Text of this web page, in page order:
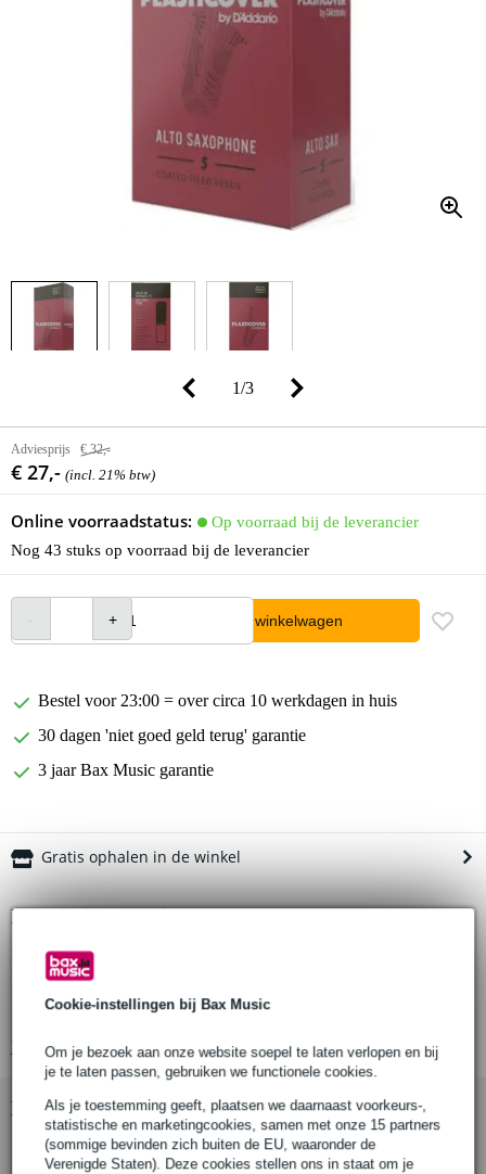
Cookie-instellingen bij Bax Music
Om je bezoek aan onze website soepel te laten verlopen en bij
je te laten passen, gebruiken we functionele cookies.
Als je toestemming geeft, plaatsen we daarnaast voorkeurs-,
statistische en marketingcookies, samen met onze 15 partners
(sommige bevinden zich buiten de EU, waaronder de
Verenigde Staten). Deze cookies stellen ons in staat om je
1/3
Adviesprijs € 32,-
€ 27,- (incl. 21% btw)
Online voorraadstatus:
Op voorraad bij de leverancier
Nog 43 stuks op voorraad bij de leverancier
In winkelwagen
Bestel voor 23:00 = over circa 10 werkdagen in huis
30 dagen 'niet goed geld terug' garantie
3 jaar Bax Music garantie
Gratis ophalen in de winkel
Productinformatie
rieten voor alt saxofoon
kunststof coating
per 5 stuks geleverd
Bekijk alle productspecificaties
Bekijk ook eens (5)